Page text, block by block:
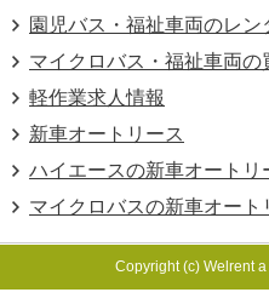
園児バス・福祉車両のレン
マイクロバス・福祉車両の
軽作業求人情報
新車オートリース
ハイエースの新車オートリ
マイクロバスの新車オート
Copyright (c) Welrent